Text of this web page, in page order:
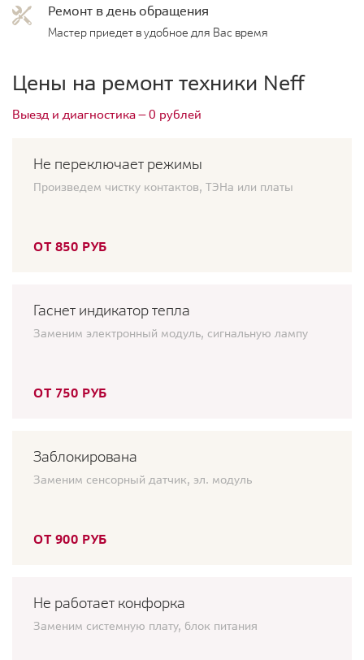
Ремонт в день обращения
Мастер приедет в удобное для Вас время
Цены на ремонт техники Neff
Выезд и диагностика — 0 рублей
Не переключает режимы
Произведем чистку контактов, ТЭНа или платы
ОТ 850 РУБ
Гаснет индикатор тепла
Заменим электронный модуль, сигнальную лампу
ОТ 750 РУБ
Заблокирована
Заменим сенсорный датчик, эл. модуль
ОТ 900 РУБ
Не работает конфорка
Заменим системную плату, блок питания